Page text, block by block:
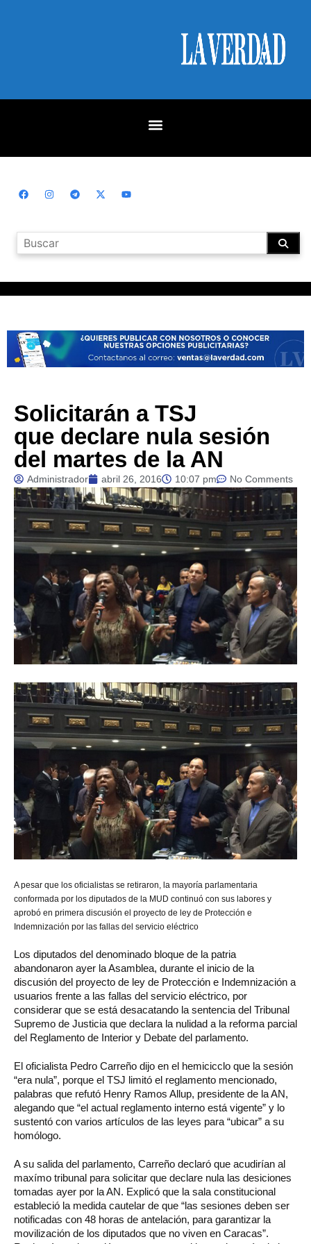
Solicitarán a TSJ
que declare nula sesión
del martes de la AN
Administrador abril 26, 2016 10:07 pm No Comments
Apesar que los oficialistas se retiraron, la mayoría parlamentaria
conformada por los diputados de la MUD continuó con sus labores y
aprobó en primera discusión el proyecto de ley de Protección e
Indemnización por las fallas del servicio eléctrico
Los diputados del denominado bloque de la patria
abandonaron ayer la Asamblea, durante el inicio de la
discusión del proyecto de ley de Protección e Indemnización a
usuarios frente a las fallas del servicio eléctrico, por
considerar que se está desacatando la sentencia del Tribunal
Supremo de Justicia que declara la nulidad a la reforma parcial
del Reglamento de Interior y Debate del parlamento.
El oficialista Pedro Carreño dijo en el hemicicclo que la sesión
“era nula”, porque el TSJ limitó el reglamento mencionado,
palabras que refutó Henry Ramos Allup, presidente de la AN,
alegando que “el actual reglamento interno está vigente” y lo
sustentó con varios artículos de las leyes para “ubicar” a su
homólogo.
A su salida del parlamento, Carreño declaró que acudirían al
maxímo tribunal para solicitar que declare nula las desiciones
tomadas ayer por la AN. Explicó que la sala constitucional
estableció la medida cautelar de que “las sesiones deben ser
notificadas con 48 horas de antelación, para garantizar la
movilización de los diputados que no viven en Caracas”.